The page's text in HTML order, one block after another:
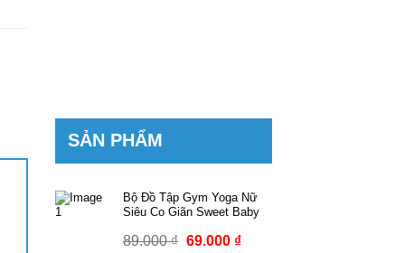
SẢN PHẨM
Bộ Đồ Tập Gym Yoga Nữ
Siêu Co Giãn Sweet Baby
89.000₫ Giá
69.000 ₫Giá